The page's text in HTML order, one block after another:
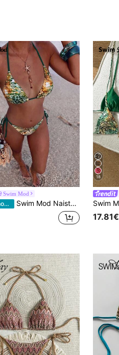
Swim Mod
EU Warehouse Swim Mod Naisten uusi seksikäs solmittava uimapuku, matalavyötäröinen kolmiobikini, 2 osaa, vihreä leopardikuvioinen rantauimapuku
18
17.81€